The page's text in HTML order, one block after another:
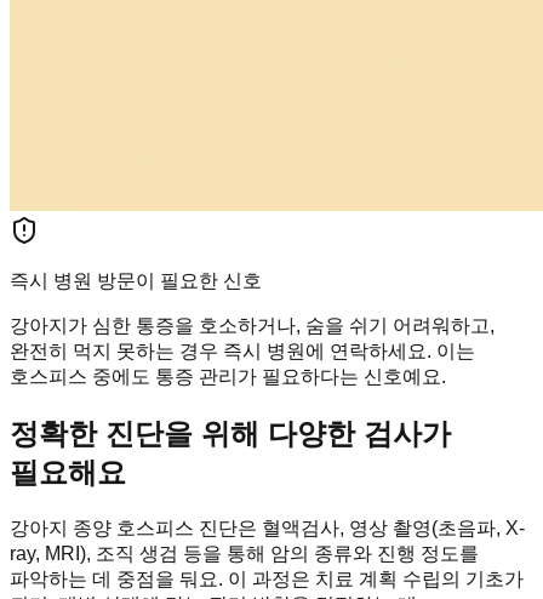
즉시 병원 방문이 필요한 신호
강아지가 심한 통증을 호소하거나, 숨을 쉬기 어려워하고,
완전히 먹지 못하는 경우 즉시 병원에 연락하세요. 이는
호스피스 중에도 통증 관리가 필요하다는 신호예요.
정확한 진단을 위해 다양한 검사가
필요해요
강아지 종양 호스피스 진단은 혈액검사, 영상 촬영(초음파, X-
ray, MRI), 조직 생검 등을 통해 암의 종류와 진행 정도를
파악하는 데 중점을 둬요. 이 과정은 치료 계획 수립의 기초가